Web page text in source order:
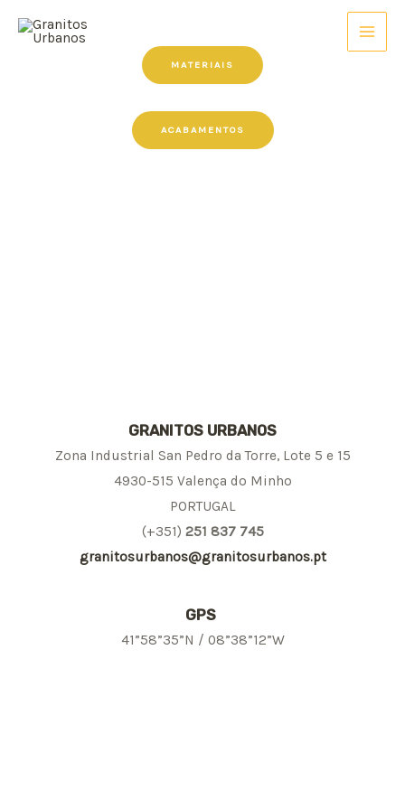
MATERIAIS
ACABAMENTOS
GRANITOS URBANOS
Zona Industrial San Pedro da Torre, Lote 5 e 15
4930-515 Valença do Minho
PORTUGAL
(+351) 251 837 745
granitosurbanos@granitosurbanos.pt
GPS
41”58”35”N / 08”38”12”W